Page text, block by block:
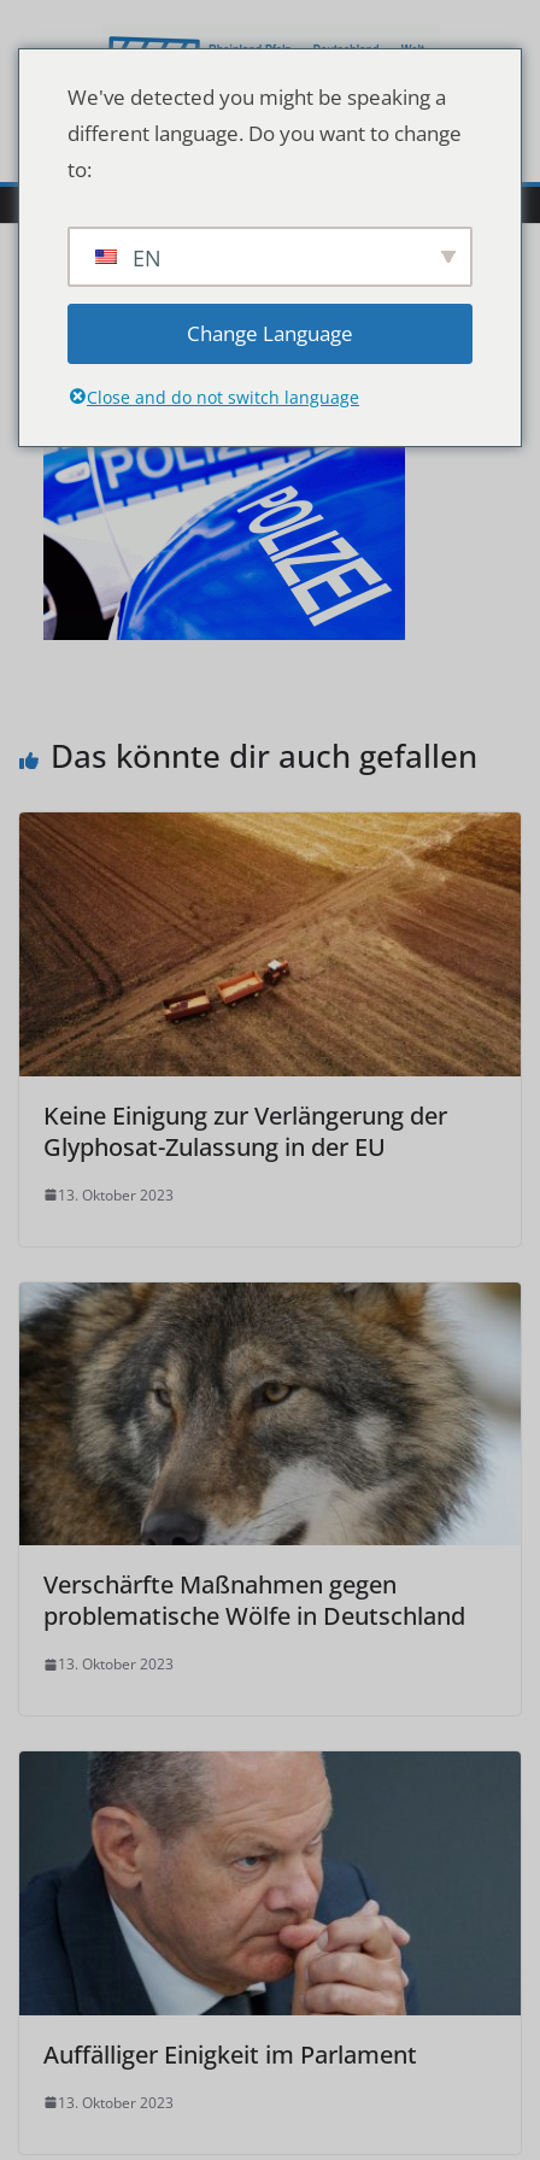
Inhalt
polizeikirn
Das könnte dir auch gefallen
Keine Einigung zur Verlängerung der
Glyphosat-Zulassung in der EU
13. Oktober 2023
Verschärfte Maßnahmen gegen
problematische Wölfe in Deutschland
13. Oktober 2023
Auffälliger Einigkeit im Parlament
13. Oktober 2023
We've detected you might be speaking a
different language. Do you want to change
to:
EN
Change Language
Close and do not switch language